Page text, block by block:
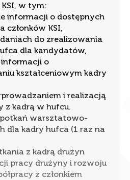
KSI, w tym:
informacji o dostępnych
członków KSI,
do zrealizowania
dla kandydatów,
o
kształceniowym kadry
i realizacją
z kadrą w hufcu.
warsztatowo-
dla kadry hufca (1 raz na
z kadrą drużyn
pracy drużyny i rozwoju
z członkiem